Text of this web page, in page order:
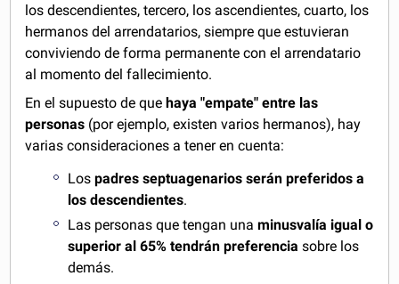
los descendientes, tercero, los ascendientes, cuarto, los
hermanos del arrendatarios, siempre que estuvieran
conviviendo de forma permanente con el arrendatario
al momento del fallecimiento.
En el supuesto de quehaya "empate" entre las
personas (por ejemplo, existen varios hermanos), hay
varias consideraciones a tener en cuenta:
Lospadres septuagenarios serán preferidos a
los descendientes.
Las personas que tengan unaminusvalía igual o
superior al 65% tendrán preferencia sobre los
demás.